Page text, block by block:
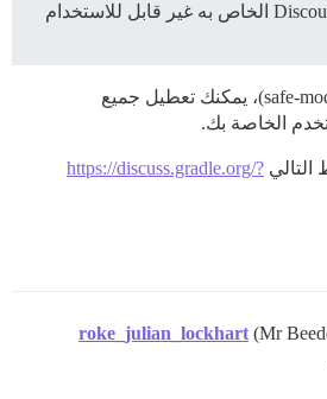
ومع ذلك، فإن مثيل Discourse الخاص به غير قابل للاستخدام
باستخدام الوضع الآمن (safe-mode)، يمكنك تعطيل جميع
الخاصة بك.
التالي https://discuss.gradle.org/?
roke_julian_lockhart (Mr